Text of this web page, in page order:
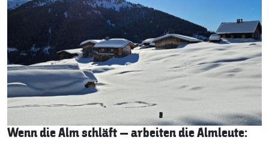
Wenn die Alm schläft – arbeiten die Almleute: